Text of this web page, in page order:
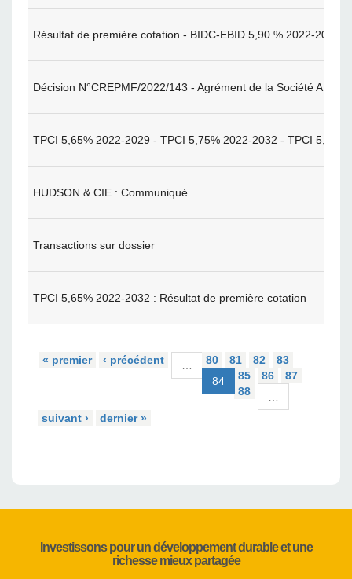
Résultat de première cotation - BIDC-EBID 5,90 % 2022-2029
Décision N°CREPMF/2022/143 - Agrément de la Société
TPCI 5,65% 2022-2029 - TPCI 5,75% 2022-2032 - TPCI
HUDSON & CIE : Communiqué
Transactions sur dossier
TPCI 5,65% 2022-2032 : Résultat de première cotation
« premier ‹ précédent … 80 81 82
83
84
85 86
87
88
…
suivant ›
dernier »
Investissons pour un développement durable et une
richesse mieux partagée